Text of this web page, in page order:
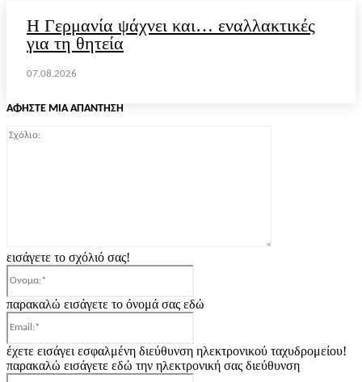
H Γερμανία ψάχνει και… εναλλακτικές
για τη θητεία
07.08.2026
ΑΦΗΣΤΕ ΜΙΑ ΑΠΑΝΤΗΣΗ
εισάγετε το σχόλιό σας!
παρακαλώ εισάγετε το όνομά σας εδώ
έχετε εισάγει εσφαλμένη διεύθυνση ηλεκτρονικού ταχυδρομείου!
παρακαλώ εισάγετε εδώ την ηλεκτρονική σας διεύθυνση